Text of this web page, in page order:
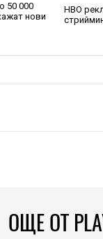
50 000
нови
HBO
ОЩЕ ОТ